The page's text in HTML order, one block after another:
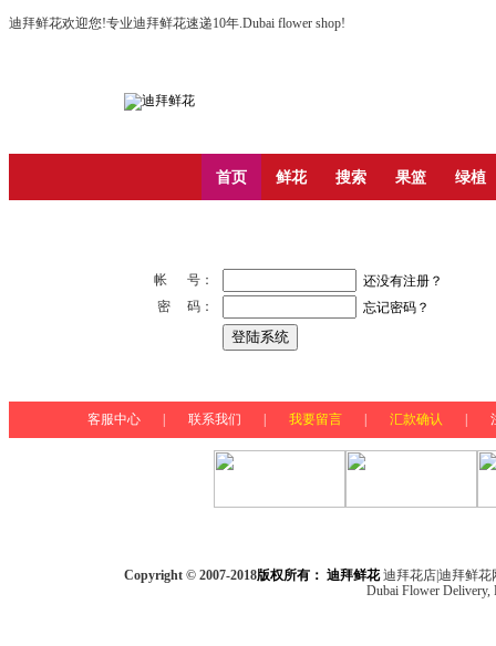
迪拜鲜花欢迎您!专业迪拜鲜花速递10年.Dubai flower shop!
首页 鲜花 搜索 果篮 绿植
帐 号：
还没有注册？
密 码：
忘记密码？
客服中心 联系我们 我要留言 汇款确认
Copyright © 2007-2018版权所有： 迪拜鲜花迪拜花店|迪拜鲜花
Dubai Flower Delivery,